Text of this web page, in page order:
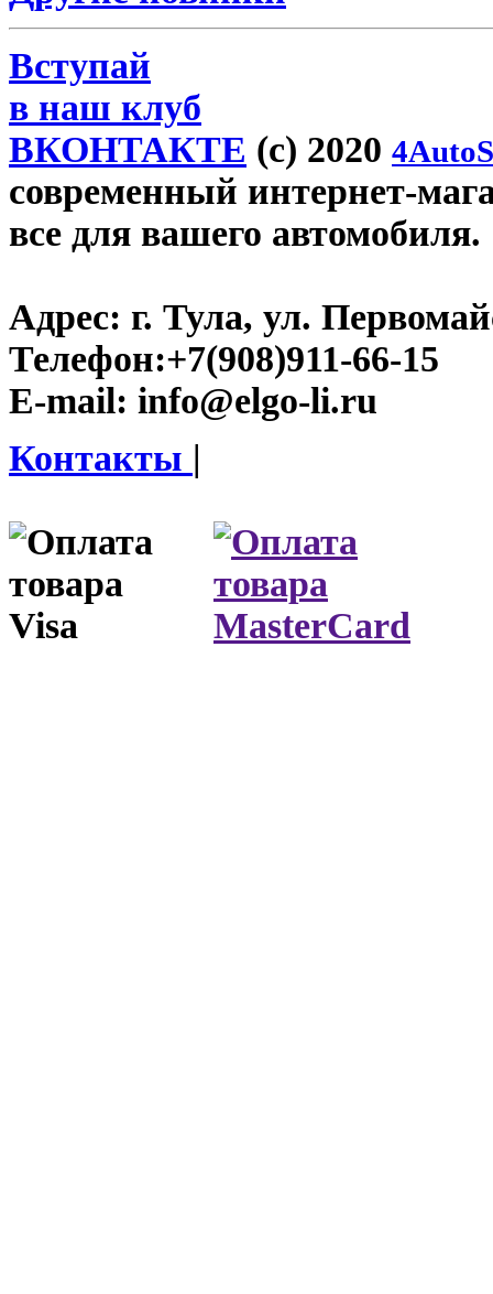
Вступай
в наш клуб
ВКОНТАКТЕ (c) 2020
современный интернет-
все для вашего автомобиля.
Адрес: г. Тула, ул.
Телефон:+7(908)911-66-15
E-mail: info@elgo-li.ru
Контакты |